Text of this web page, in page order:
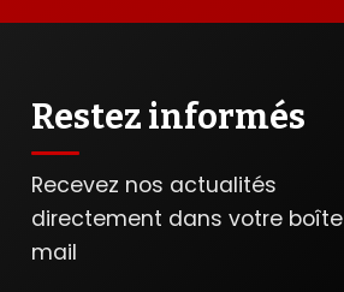
Restez informés
Recevez nos actualités
directement dans votre boîte
mail